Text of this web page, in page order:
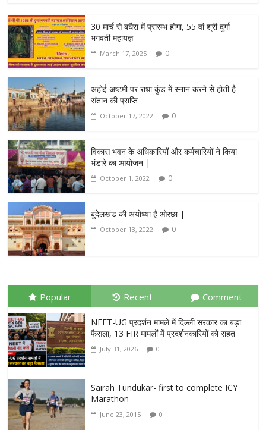
30 मार्च से बघैरा में प्रारम्भ होगा, 55 वां श्री दुर्गा
भगवती महायज्ञ
March 17, 2025 0
अहोई अष्टमी पर राधा कुंड में स्नान करने से होती है
संतान की प्राप्ति
October 17, 2022 0
विकास भवन के अधिकारियों और कर्मचारियों ने किया
भंडारे का आयोजन |
October 1, 2022 0
बुंदेलखंड की अयोध्या है ओरछा |
October 13, 2022 0
Popular Recent Comment
NEET-UG प्रदर्शन मामले में दिल्ली सरकार का बड़ा
फैसला, 13 FIR मामलों में प्रदर्शनकारियों को राहत
July 31, 2026 0
Sairah Tundukar- first to complete ICY
Marathon
June 23, 2015 0